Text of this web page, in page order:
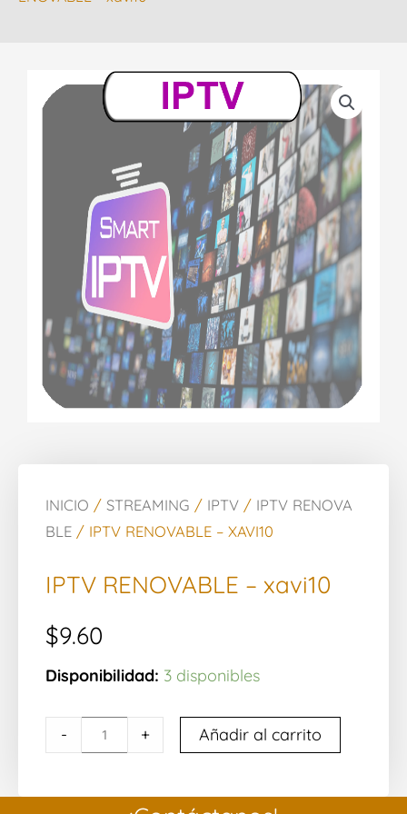
INICIO / STREAMING / IPTV / IPTV RENOVA
BLE / IPTV RENOVABLE – XAVI10
IPTV RENOVABLE – xavi10
$9.60
Disponibilidad: 3 disponibles
Cantidad
RENOVABLE
- + Añadir al carrito